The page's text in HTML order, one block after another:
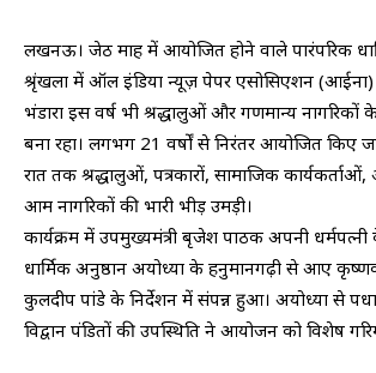
लखनऊ। जेठ माह में आयोजित होने वाले पारंपरिक
श्रृंखला में ऑल इंडिया न्यूज़ पेपर एसोसिएशन (आईना)
भंडारा इस वर्ष भी श्रद्धालुओं और गणमान्य नागरिकों
बना रहा। लगभग 21 वर्षों से निरंतर आयोजित किए
रात तक श्रद्धालुओं, पत्रकारों, सामाजिक
आम नागरिकों की भारी भीड़ उमड़ी।
कार्यक्रम में उपमुख्यमंत्री बृजेश पाठक अपनी
धार्मिक अनुष्ठान अयोध्या के हनुमानगढ़ी से आए
कुलदीप पांडे के निर्देशन में संपन्न हुआ। अयोध्या से
विद्वान पंडितों की उपस्थिति ने आयोजन को विशेष